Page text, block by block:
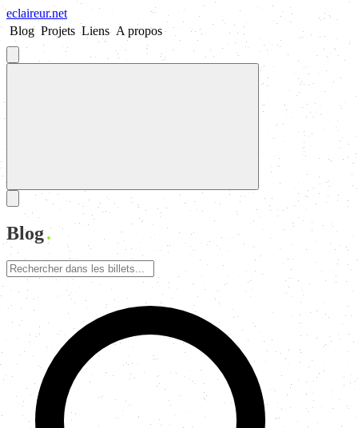
eclaireur.net
Blog Projets Liens A propos
Blog